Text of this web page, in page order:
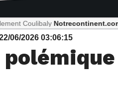
Notrecontinent.com : Théorie
06/2026 03:06:15